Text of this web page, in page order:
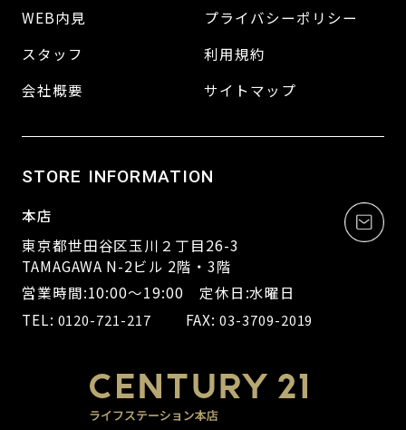
WEB内見
スタッフ
会社概要
プライバシーポリシー
利用規約
サイトマップ
STORE INFORMATION
本店
東京都世田谷区玉川２丁目26-3
TAMAGAWA N-2ビル 2階・3階
営業時間:10:00～19:00 定休日:水曜日
TEL: 0120-721-217 FAX:03-3709-2019